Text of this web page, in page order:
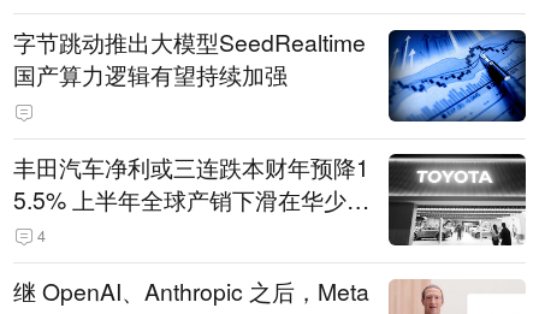
字节跳动推出大模型SeedRealtime
国产算力逻辑有望持续加强
丰田汽车净利或三连跌本财年预降1
5.5% 上半年全球产销下滑在华少卖
14.3万辆
4
继 OpenAI、Anthropic 之后，Meta